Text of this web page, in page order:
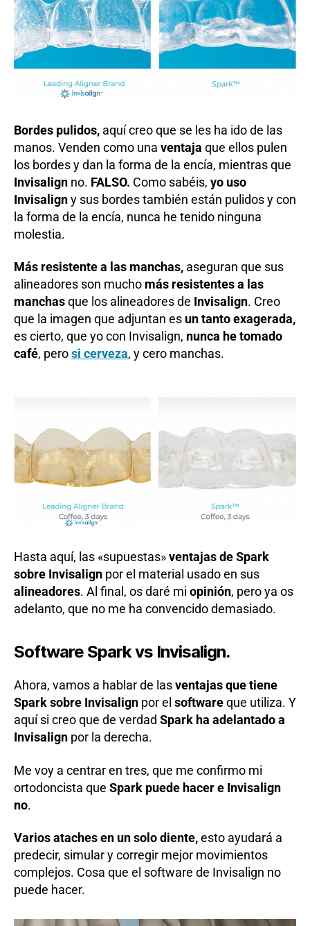
Bordes pulidos, aquí creo que se les ha ido de las
manos. Venden como una ventaja que ellos pulen
los bordes y dan la forma de la encía, mientras que
Invisalign no. FALSO. Como sabéis, yo uso
Invisaligny sus bordes también están pulidos y con
la forma de la encía, nunca he tenido ninguna
molestia.
Más resistente a las manchas, aseguran que sus
alineadores son mucho más resistentes a las
manchasque los alineadores de Invisalign. Creo
que la imagen que adjuntan es un tanto exagerada,
es cierto, que yo con Invisalign, nunca he tomado
café, perosi cerveza, y cero manchas.
Hasta aquí, las «supuestas»ventajas de Spark
sobre Invisalign por el material usado en sus
alineadores. Al final, os daré mi opinión, pero ya os
adelanto, que no me ha convencido demasiado.
Software Spark vs Invisalign.
Ahora, vamos a hablar de lasventajas que tiene
Spark sobre Invisalign por el softwareque utiliza. Y
aquí si creo que de verdad Spark ha adelantado a
Invisalign por la derecha.
Me voy a centrar en tres, que me confirmo mi
ortodoncista que Spark puede hacer e Invisalign
no.
Varios ataches en un solo diente,esto ayudará a
predecir, simular y corregir mejor movimientos
complejos. Cosa que el software de Invisalign no
puede hacer.